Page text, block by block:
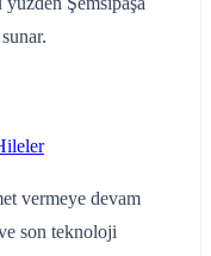
vermeye devam
son teknoloji